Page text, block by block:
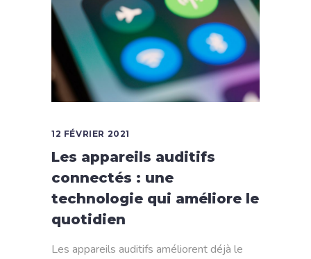
12 FÉVRIER 2021
Les appareils auditifs
connectés : une
technologie qui améliore le
quotidien
Les appareils auditifs améliorent déjà le